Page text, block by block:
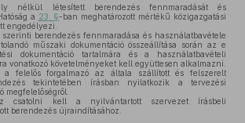
nélkül létesített berendezés fennmaradását és
a 23. §-ban meghatározott mértékű közigazgatási
engedélyezi.
szerinti berendezés fennmaradása és használatbavétele
műszaki dokumentáció összeállítása során az e
dokumentáció tartalmára és a használatbavételi
vonatkozó követelményeket kell együttesen alkalmazni.
felelős forgalmazó az általa szállított és felszerelt
tekintetében írásban nyilatkozik a tervezési
megfelelőségről.
csatolni kell a nyilvántartott szervezet írásbeli
berendezés újraindításához.